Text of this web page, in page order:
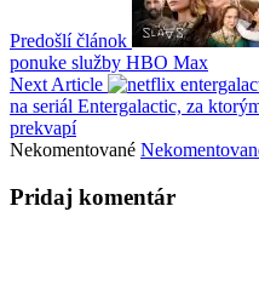
Predošlí článok
ponuke služby HBO Max
Next Article
na seriál Entergalactic, za
prekvapí
Nekomentované
Pridaj komentár